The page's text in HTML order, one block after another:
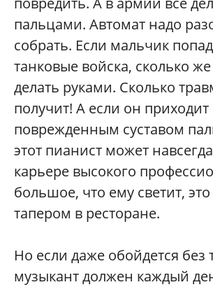
пальцами. Автомат надо
собрать. Если мальчик
танковые войска, сколько
делать руками. Сколько
получит! А если он
поврежденным суставом
этот пианист может
карьере высокого
большое, что ему светит,
тапером в ресторане.
Но если даже обойдется
музыкант должен каждый